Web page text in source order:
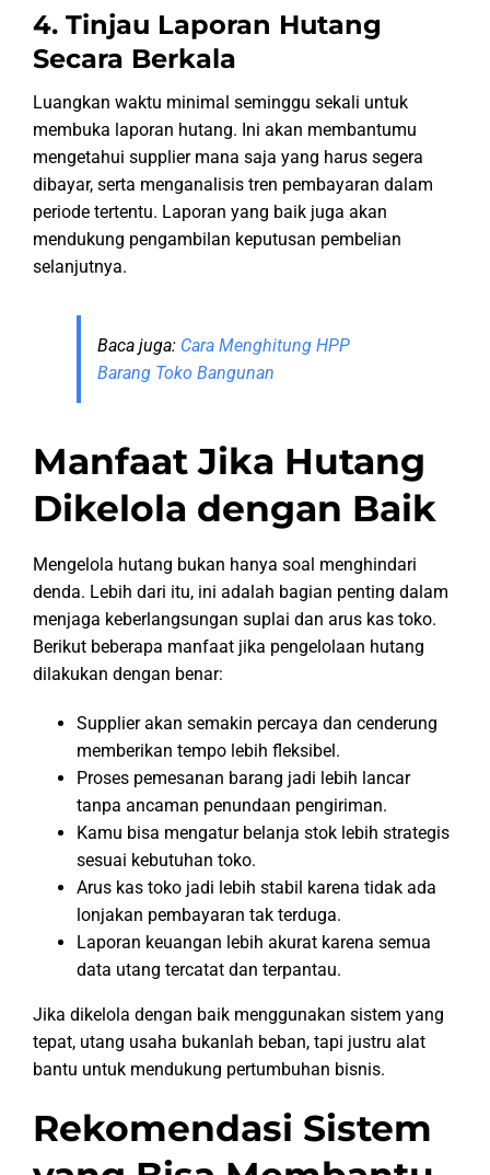
4. Tinjau Laporan Hutang
Secara Berkala
Luangkan waktu minimal seminggu sekali untuk
membuka laporan hutang. Ini akan membantumu
mengetahui supplier mana saja yang harus segera
dibayar, serta menganalisis tren pembayaran dalam
periode tertentu. Laporan yang baik juga akan
mendukung pengambilan keputusan pembelian
selanjutnya.
Baca juga: Cara Menghitung HPP
Barang Toko Bangunan
Manfaat Jika Hutang
Dikelola dengan Baik
Mengelola hutang bukan hanya soal menghindari
denda. Lebih dari itu, ini adalah bagian penting dalam
menjaga keberlangsungan suplai dan arus kas toko.
Berikut beberapa manfaat jika pengelolaan hutang
dilakukan dengan benar:
Supplier akan semakin percaya dan cenderung
memberikan tempo lebih fleksibel.
Proses pemesanan barang jadi lebih lancar
tanpa ancaman penundaan pengiriman.
Kamu bisa mengatur belanja stok lebih strategis
sesuai kebutuhan toko.
Arus kas toko jadi lebih stabil karena tidak ada
lonjakan pembayaran tak terduga.
Laporan keuangan lebih akurat karena semua
data utang tercatat dan terpantau.
Jika dikelola dengan baik menggunakan sistem yang
tepat, utang usaha bukanlah beban, tapi justru alat
bantu untuk mendukung pertumbuhan bisnis.
Rekomendasi Sistem